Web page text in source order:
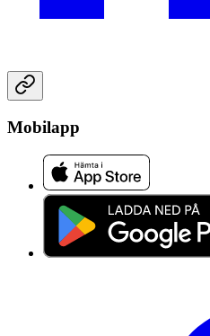
Mobilapp